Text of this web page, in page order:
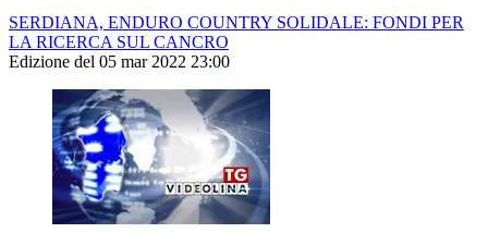
SERDIANA, ENDURO COUNTRY SOLIDALE: FONDI PER
LA RICERCA SUL CANCRO
Edizione del 05 mar 2022 23:00